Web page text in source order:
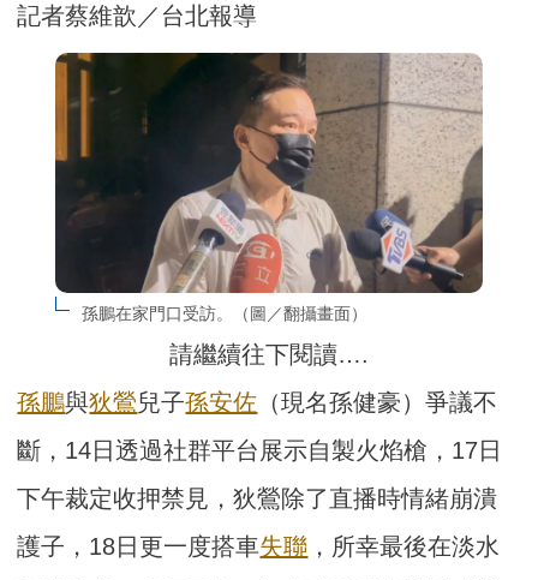
記者蔡維歆／台北報導
孫鵬在家門口受訪。（圖／翻攝畫面）
請繼續往下閱讀….
孫鵬與狄鶯兒子孫安佐 （現名孫健豪）爭議不
斷，14日透過社群平台展示自製火焰槍，17日
下午裁定收押禁見，狄鶯除了直播時情緒崩潰
護子，18日更一度搭車失聯 ，所幸最後在淡水